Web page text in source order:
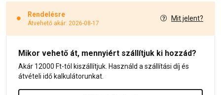
Rendelésre
Átvehető akár: 2026-08-17
Mit jelent?
Mikor vehető át, mennyiért szállítjuk ki hozzád?
Akár 12000 Ft-tól kiszállítjuk. Használd a szállítási díj és
átvételi idő kalkulátorunkat.